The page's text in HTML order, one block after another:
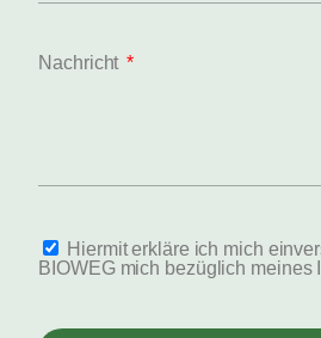
Nachricht
Hiermit erkläre ich mich
BIOWEG mich bezüglich meines